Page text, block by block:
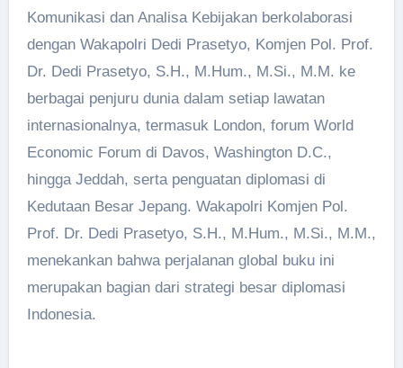
Komunikasi dan Analisa Kebijakan berkolaborasi
dengan Wakapolri Dedi Prasetyo, Komjen Pol. Prof.
Dr. Dedi Prasetyo, S.H., M.Hum., M.Si., M.M. ke
berbagai penjuru dunia dalam setiap lawatan
internasionalnya, termasuk London, forum World
Economic Forum di Davos, Washington D.C.,
hingga Jeddah, serta penguatan diplomasi di
Kedutaan Besar Jepang. Wakapolri Komjen Pol.
Prof. Dr. Dedi Prasetyo, S.H., M.Hum., M.Si., M.M.,
menekankan bahwa perjalanan global buku ini
merupakan bagian dari strategi besar diplomasi
Indonesia.